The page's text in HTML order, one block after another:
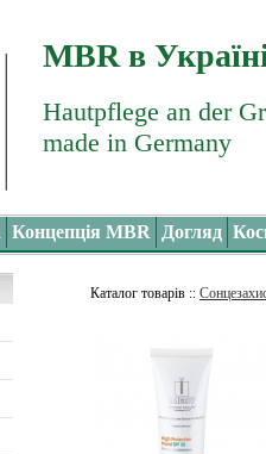
MBR в
Hautpflege an der
made in Germany
Концепція MBR Догляд
Каталог товарів ::